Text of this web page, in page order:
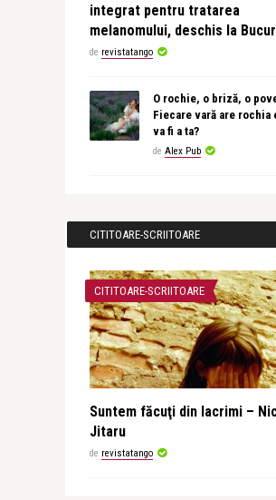
integrat pentru tratarea
melanomului, deschis la
de revistatango
O rochie, o briză, o
Fiecare vară are rochia
va fi a ta?
de Alex Pub
CITITOARE-SCRIITOARE
CITITOARE-SCRIITOARE
Suntem făcuţi din lacrimi –
Jitaru
de revistatango